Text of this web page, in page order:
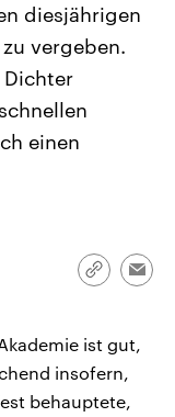
Beiträge,
und
die Vereinigten
mächtigsten Ländern
großem Einfluss auf
Weltgeschehen.
diesjährigen
vergeben.
Dichter
einen
Link
ist gut,
insofern,
behauptete,